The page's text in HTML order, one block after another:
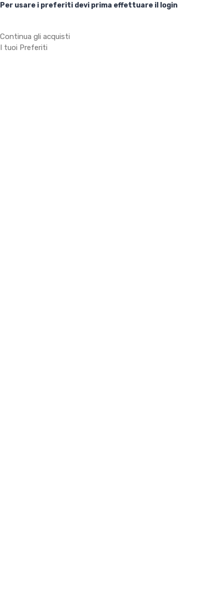
Per usare i preferiti devi prima effettuare il login
Continua gli acquisti
I tuoi Preferiti